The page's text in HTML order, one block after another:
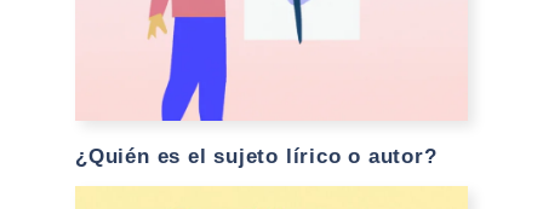
¿Quién es el sujeto lírico o autor?